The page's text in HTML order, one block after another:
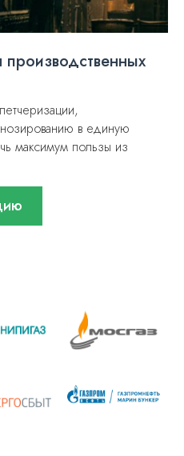
в единую
максимум пользы из